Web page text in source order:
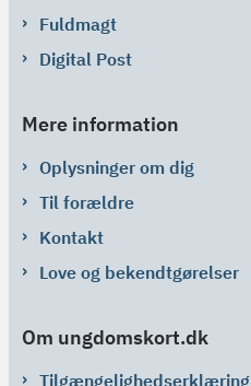
Fuldmagt
Digital Post
Mere information
Oplysninger om dig
Til forældre
Kontakt
Love og bekendtgørelser
Om ungdomskort.dk
Tilgængelighedserklæring